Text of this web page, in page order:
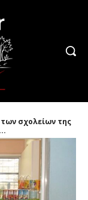
σχολείων της